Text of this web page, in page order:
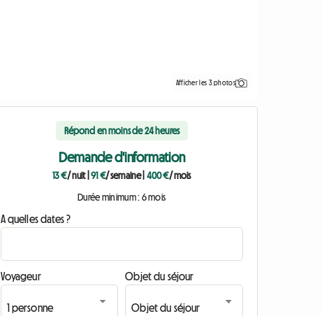
Afficher les 3 photos
Répond en moins de 24 heures
Demande d'information
13 €/ nuit|91 €/ semaine| 400 €/ mois
Durée minimum : 6 mois
A quelles dates ?
Voyageur Objet du séjour